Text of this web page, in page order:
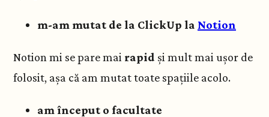
m-am mutat de la ClickUp la Notion
Notion mi se pare mai rapid și mult mai ușor de
folosit, așa că am mutat toate spațiile acolo.
am început o facultate